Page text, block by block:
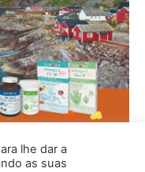
lhe dar a
as suas